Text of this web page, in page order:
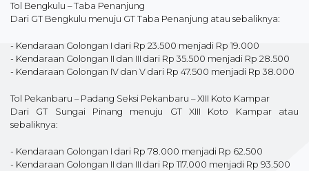
Tol Bengkulu – Taba Penanjung
Dari GT Bengkulu menuju GT Taba Penanjung atau sebaliknya:
- Kendaraan Golongan I dari Rp 23.500 menjadi Rp 19.000
- Kendaraan Golongan II dan III dari Rp 35.500 menjadi Rp 28.500
- Kendaraan Golongan IV dan V dari Rp 47.500 menjadi Rp 38.000
Tol Pekanbaru – Padang Seksi Pekanbaru – XIII Koto Kampar
Dari GT Sungai Pinang menuju GT XIII Koto Kampar atau
sebaliknya:
- Kendaraan Golongan I dari Rp 78.000 menjadi Rp 62.500
- Kendaraan Golongan II dan III dari Rp 117.000 menjadi Rp 93.500